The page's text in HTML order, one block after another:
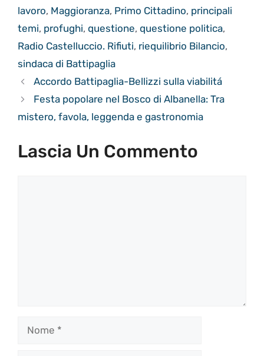
lavoro, Maggioranza, Primo Cittadino, principali
temi, profughi, questione, questione politica,
Radio Castelluccio. Rifiuti, riequilibrio Bilancio,
sindaca di Battipaglia
Accordo Battipaglia-Bellizzi sulla viabilitá
Festa popolare nel Bosco di Albanella: Tra
mistero, favola, leggenda e gastronomia
Lascia Un Commento